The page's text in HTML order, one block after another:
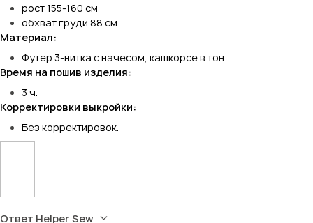
рост 155-160 см
обхват груди 88 см
Материал:
Футер 3-нитка с начесом, кашкорсе в тон
Время на пошив изделия:
3 ч.
Корректировки выкройки:
Без корректировок.
Ответ Helper Sew